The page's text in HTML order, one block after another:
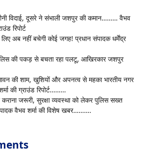
विदाई, दूसरे ने संभाली जशपुर की कमान……… वैभव
रिपोर्ट
अब नहीं बचेगी कोई जगह! प्रधान संपादक धर्मेंद्र
की पकड़ से बचता रहा पलटू, आखिरकार जशपुर
की शाम, खुशियों और अपनत्व से महका भारतीय नगर
की ग्राउंड रिपोर्ट………
कराना जरूरी, सुरक्षा व्यवस्था को लेकर पुलिस सख्त
वैभव शर्मा की विशेष खबर……….